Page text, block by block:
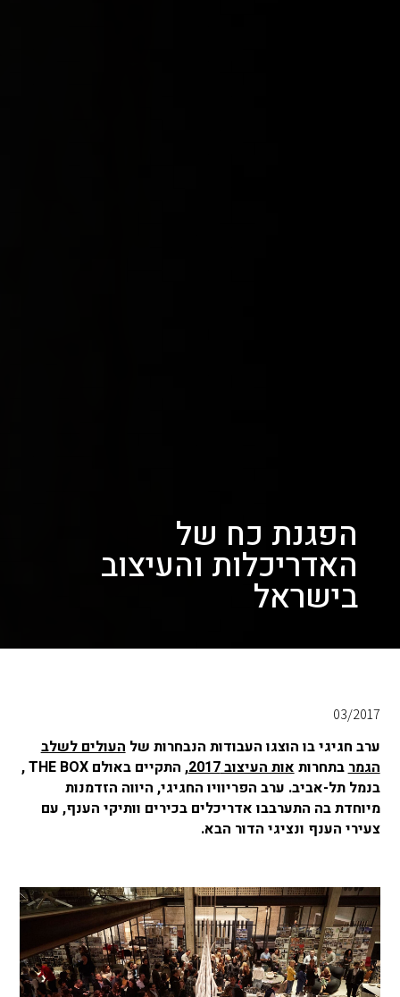
הפגנת כח של
האדריכלות והעיצוב
בישראל
03/2017
ערב חגיגי בו הוצגו העבודות הנבחרות שלהעולים לשלב
הגמרבתחרותאות העיצוב 2017
, התקיים באולם THE BOX ,
בנמל תל-אביב. ערב הפריוויו החגיגי, היווה הזדמנות
מיוחדת בה התערבבו אדריכלים בכירים וותיקי הענף, עם
צעירי הענף ונציגי הדור הבא.